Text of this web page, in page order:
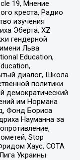
19, Мнение
креста, Радио
изучения
Эберта, XZ
гендерной
Льва
Education,
диалог, Школа
политики
демократический
им Нормана
Фонд Бориса
Науманна за
Stop
Хаус, СОТА
Украины